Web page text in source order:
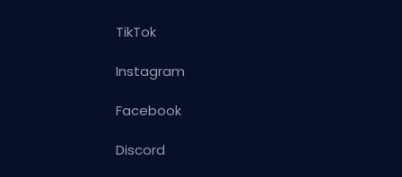
TikTok
Instagram
Facebook
Discord